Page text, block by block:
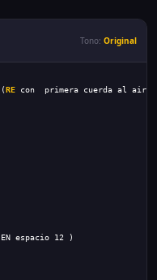
Tono: Original
RE con  primera cuerda al aire)
espacio 12 )